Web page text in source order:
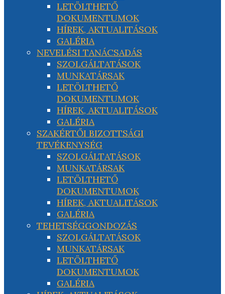
LETÖLTHETŐ
DOKUMENTUMOK
HÍREK, AKTUALITÁSOK
GALÉRIA
NEVELÉSI TANÁCSADÁS
SZOLGÁLTATÁSOK
MUNKATÁRSAK
LETÖLTHETŐ
DOKUMENTUMOK
HÍREK, AKTUALITÁSOK
GALÉRIA
SZAKÉRTŐI BIZOTTSÁGI
TEVÉKENYSÉG
SZOLGÁLTATÁSOK
MUNKATÁRSAK
LETÖLTHETŐ
DOKUMENTUMOK
HÍREK, AKTUALITÁSOK
GALÉRIA
TEHETSÉGGONDOZÁS
SZOLGÁLTATÁSOK
MUNKATÁRSAK
LETÖLTHETŐ
DOKUMENTUMOK
GALÉRIA